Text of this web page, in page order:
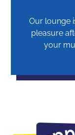
Our lounge
pleasure
your